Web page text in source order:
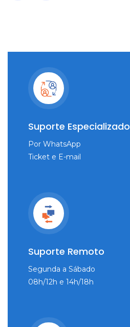
Suporte Especializado
Por WhatsApp
Ticket e E-mail
Suporte Remoto
Segunda a Sábado
08h/12h e 14h/18h